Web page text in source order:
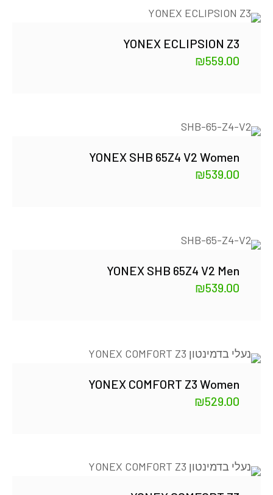
YONEX ECLIPSION Z3
₪559.00
YONEX SHB 65Z4 V2 Women
₪539.00
YONEX SHB 65Z4 V2 Men
₪539.00
YONEX COMFORT Z3 Women
₪529.00